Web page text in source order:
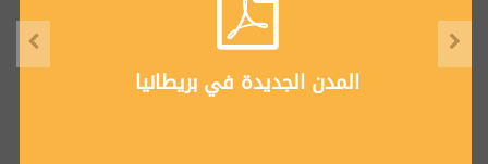
المدن الجديدة في بريطانيا
المدن الجديدة في بريطانيا
تنزيل